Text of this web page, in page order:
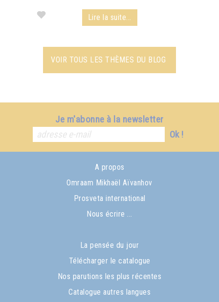
Lire la suite...
VOIR TOUS LES THÈMES DU BLOG
Je m'abonne à la newsletter
Ok !
A propos
Omraam Mikhaël Aïvanhov
Prosveta international
Nous écrire ...
La pensée du jour
Télécharger le catalogue
Nos parutions les plus récentes
Catalogue autres langues